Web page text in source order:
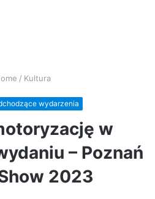
/ Kultura
wydarzenia
w
– Poznań
2023